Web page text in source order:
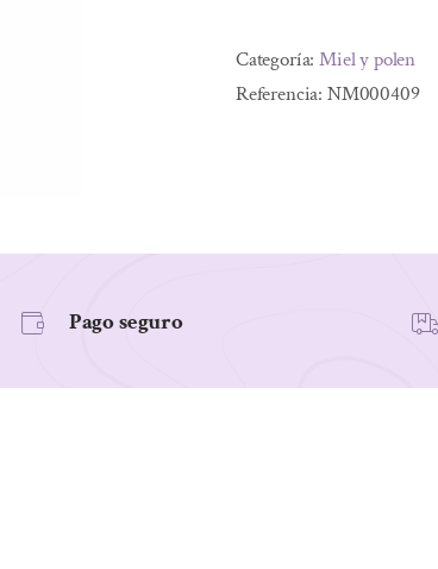
1K
cantidad
Categoría:Miel y polen
Referencia: NM000409
Pago seguro